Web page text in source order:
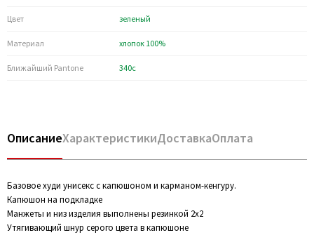
Цвет зеленый
Материал хлопок 100%
Ближайший Pantone 340c
ОписаниеХарактеристикиДоставкаОплата
Базовое худи унисекс с капюшоном и карманом-кенгуру.
Капюшон на подкладке
Манжеты и низ изделия выполнены резинкой 2х2
Утягивающий шнур серого цвета в капюшоне